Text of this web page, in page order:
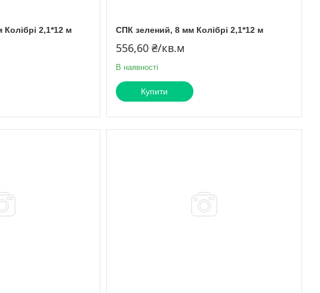
2,1*12 м СПК зелений, 8 мм Колібрі 2,1*12 м
556,60 ₴/кв.м
В наявності
Купити